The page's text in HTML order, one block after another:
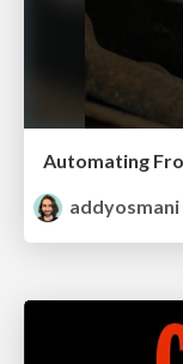
Automating
addyosmani